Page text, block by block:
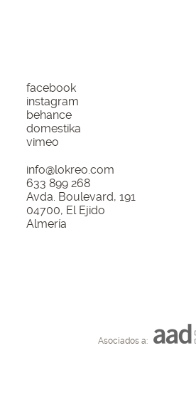
facebook
instagram
behance
domestika
vimeo
info@lokreo.com
633 899 268
Avda. Boulevard, 191
04700, El Ejido
Almería
Asociados a: